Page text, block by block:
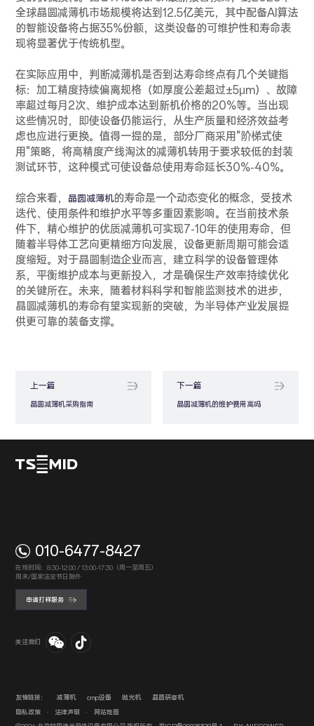
全球晶圆减薄机市场规模将达到12.5亿美元，其中配备AI算法
的智能设备将占据35%份额，这类设备的可维护性和寿命表
现将显著优于传统机型。
在实际应用中，判断减薄机是否到达寿命终点有几个关键指
标：加工精度持续偏离规格（如厚度公差超过±5μm）、故障
率超过每月2次、维护成本达到新机价格的20%等。当出现
这些情况时，即使设备仍能运行，从生产质量和经济效益考
虑也应进行更换。值得一提的是，部分厂商采用"阶梯式使
用"策略，将高精度产线淘汰的减薄机转用于要求较低的封装
测试环节，这种模式可使设备总使用寿命延长30%-40%。
综合来看， 晶圆减薄机的寿命是一个动态变化的概念，受技术
迭代、使用条件和维护水平等多重因素影响。在当前技术条
件下，精心维护的优质减薄机可实现7-10年的使用寿命，但
随着半导体工艺向更精细方向发展，设备更新周期可能会适
度缩短。对于晶圆制造企业而言，建立科学的设备管理体
系，平衡维护成本与更新投入，才是确保生产效率持续优化
的关键所在。未来，随着材料科学和智能监测技术的进步，
晶圆减薄机的寿命有望实现新的突破，为半导体产业发展提
供更可靠的装备支撑。
上一篇
晶圆减薄机采购指南
下一篇
晶圆减薄机的维护费用高吗
010-6477-8427
在线时间：8:30-12:00 / 13:00-17:30（周一至周五）
周末/国家法定节日除外
申请打样服务
关注我们
友情链接： 减薄机 cmp设备 抛光机
晶圆研磨机
隐私政策
· 法律声明 ·
网站地图